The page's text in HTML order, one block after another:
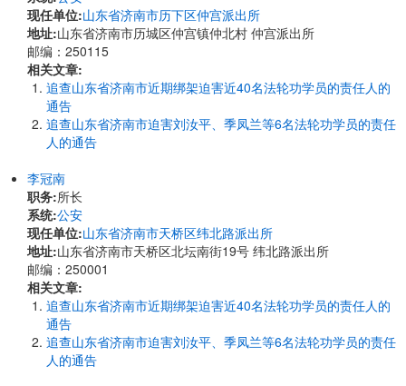
现任单位:山东省济南市历下区仲宫派出所
地址:山东省济南市历城区仲宫镇仲北村 仲宫派出所
邮编：250115
相关文章:
追查山东省济南市近期绑架迫害近40名法轮功学员的责任人的
通告
追查山东省济南市迫害刘汝平、季凤兰等6名法轮功学员的责任
人的通告
李冠南
职务:所长
系统:公安
现任单位:山东省济南市天桥区纬北路派出所
地址:山东省济南市天桥区北坛南街19号 纬北路派出所
邮编：250001
相关文章:
追查山东省济南市近期绑架迫害近40名法轮功学员的责任人的
通告
追查山东省济南市迫害刘汝平、季凤兰等6名法轮功学员的责任
人的通告